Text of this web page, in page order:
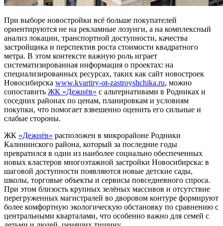
При выборе новостройки всё больше покупателей
ориентируются не на рекламные лозунги, а на комплексный
анализ локации, транспортной доступности, качества
застройщика и перспектив роста стоимости квадратного
метра. В этом контексте важную роль играет
систематизированная информация о проектах: на
специализированных ресурсах, таких как сайт новостроек
Новосибирска www.kvartiry-ot-zastroyshchika.ru, можно
сопоставить ЖК «Дежнёв» с альтернативами в Родниках и
соседних районах по ценам, планировкам и условиям
покупки, что помогает взвешенно оценить его сильные и
слабые стороны.
ЖК «Дежнёв» расположен в микрорайоне Родники
Калининского района, который за последние годы
превратился в один из наиболее социально обеспеченных
новых кластеров многоэтажной застройки Новосибирска: в
шаговой доступности появляются новые детские сады,
школы, торговые объекты и сервисы повседневного спроса.
При этом близость крупных зелёных массивов и отсутствие
перегруженных магистралей во дворовом контуре формируют
более комфортную экологическую обстановку по сравнению с
центральными кварталами, что особенно важно для семей с